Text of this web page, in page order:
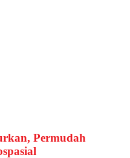
Permudah